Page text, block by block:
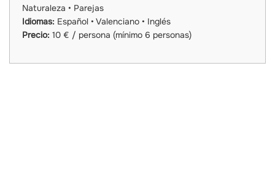
Naturaleza • Parejas
Idiomas: Español • Valenciano • Inglés
Precio: 10 € / persona (mínimo 6 personas)